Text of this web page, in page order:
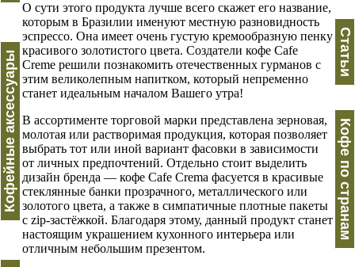
Кофейные аксессуары
О сути этого продукта лучше всего скажет его название,
которым в Бразилии именуют местную разновидность
эспрессо. Она имеет очень густую кремообразную пенку
красивого золотистого цвета. Создатели кофе Cafe
Creme решили познакомить отечественных гурманов с
этим великолепным напитком, который непременно
станет идеальным началом Вашего утра!
В ассортименте торговой марки представлена зерновая,
молотая или растворимая продукция, которая позволяет
выбрать тот или иной вариант фасовки в зависимости
от личных предпочтений. Отдельно стоит выделить
дизайн бренда — кофе Cafe Crema фасуется в красивые
стеклянные банки прозрачного, металлического или
золотого цвета, а также в симпатичные плотные пакеты
с zip-застёжкой. Благодаря этому, данный продукт станет
настоящим украшением кухонного интерьера или
отличным небольшим презентом.
Статьи
Кофе по странам